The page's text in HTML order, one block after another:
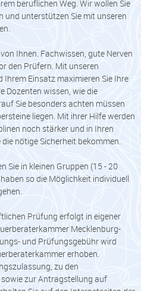
beruflichen Weg. Wir wollen Sie
und unterstützen Sie mit unseren
Ihnen. Fachwissen, gute Nerven
den Prüfern. Mit unseren
Einsatz maximieren Sie Ihre
Dozenten wissen, wie die
Sie besonders achten müssen
liegen. Mit ihrer Hilfe werden
noch stärker und in Ihren
nötige Sicherheit bekommen.
Sie in kleinen Gruppen (15 - 20
so die Möglichkeit individuell
Prüfung erfolgt in eigener
Mecklenburg-
und Prüfungsgebühr wird
erhoben.
zu den
zur Antragstellung auf